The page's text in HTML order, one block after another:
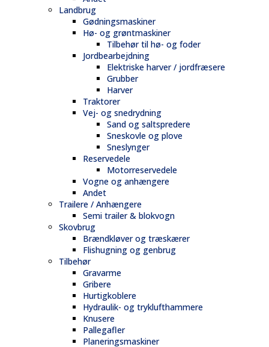
Landbrug
Gødningsmaskiner
Hø- og grøntmaskiner
Tilbehør til hø- og foder
Jordbearbejdning
Elektriske harver / jordfræsere
Grubber
Harver
Traktorer
Vej- og snedrydning
Sand og saltspredere
Sneskovle og plove
Sneslynger
Reservedele
Motorreservedele
Vogne og anhængere
Andet
Trailere / Anhængere
Semi trailer & blokvogn
Skovbrug
Brændkløver og træskærer
Flishugning og genbrug
Tilbehør
Gravarme
Gribere
Hurtigkoblere
Hydraulik- og tryklufthammere
Knusere
Pallegafler
Planeringsmaskiner